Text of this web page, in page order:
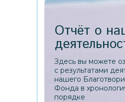
Отчёт о
Здесь вы можете
с результатами
нашего
Фонда в
порядке